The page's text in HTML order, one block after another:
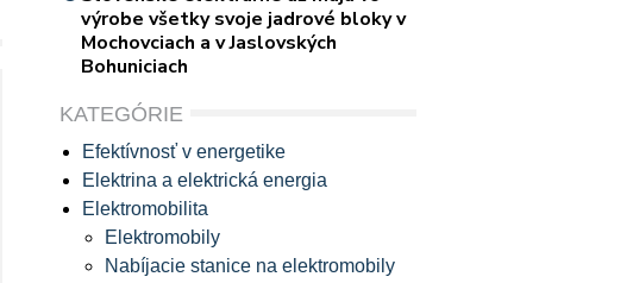
výrobe všetky svoje jadrové bloky v
Mochovciach a v Jaslovských
Bohuniciach
KATEGÓRIE
Efektívnosť v energetike
Elektrina a elektrická energia
Elektromobilita
Elektromobily
Nabíjacie stanice na elektromobily